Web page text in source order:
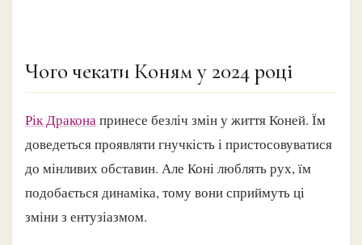
Чого чекати Коням у 2024 році
Рік Драконапринесе безліч змін у життя Коней. Їм
доведеться проявляти гнучкість і пристосовуватися
до мінливих обставин. Але Коні люблять рух, їм
подобається динаміка, тому вони сприймуть ці
зміни з ентузіазмом.